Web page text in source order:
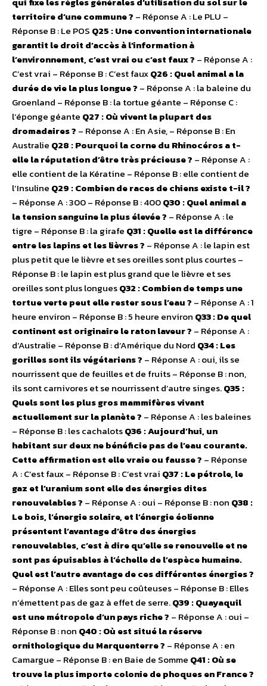
territoire d’une commune ? – Réponse A : Le PLU –
Réponse B : Le POS Q25 : Une convention internationale
garantit le droit d’accès à l’information à
l’environnement, c’est vrai ou c’est faux ? – Réponse A :
C’est vrai – Réponse B : C’est fauxQ26 : Quel animal a la
durée de vie la plus longue ? – Réponse A : la baleine du
Groenland – Réponse B : la tortue géante – Réponse C :
l’éponge géante Q27 : Où vivent la plupart des
dromadaires ? – Réponse A : En Asie, – Réponse B : En
Australie Q28 : Pourquoi la corne du Rhinocéros a t-
elle la réputation d’être très précieuse ? – Réponse A :
elle contient de la Kératine – Réponse B : elle contient de
l’Insuline Q29 : Combien de races de chiens existe t-il ?
– Réponse A : 300 – Réponse B : 400Q30 : Quel animal a
la tension sanguine la plus élevée ? – Réponse A : le
tigre – Réponse B : la girafe Q31 : Quelle est la différence
entre les lapins et les lièvres ? – Réponse A : le lapin est
plus petit que le lièvre et ses oreilles sont plus courtes –
Réponse B : le lapin est plus grand que le lièvre et ses
oreilles sont plus longuesQ32 : Combien de temps une
tortue verte peut elle rester sous l’eau ? – Réponse A : 1
heure environ – Réponse B : 5 heure environ Q33 : De quel
continent est originaire le raton laveur ? – Réponse A :
d’Australie – Réponse B : d’Amérique du Nord Q34 : Les
gorilles sont ils végétariens ? – Réponse A : oui, ils se
nourrissent que de feuilles et de fruits – Réponse B : non,
ils sont carnivores et se nourrissent d’autre singes.Q35 :
Quels sont les plus gros mammifères vivant
actuellement sur la planète ? – Réponse A : les baleines
– Réponse B : les cachalotsQ36 : Aujourd’hui, un
habitant sur deux ne bénéficie pas de l’eau courante.
Cette affirmation est elle vraie ou fausse ? – Réponse
A : C’est faux – Réponse B : C’est vrai Q37 : Le pétrole, le
gaz et l’uranium sont elle des énergies dites
renouvelables ? – Réponse A : oui – Réponse B : non Q38 :
Le bois, l’énergie solaire, et l’énergie éolienne
présentent l’avantage d’être des énergies
renouvelables, c’est à dire qu’elle se renouvelle et ne
sont pas épuisables à l’échelle de l’espèce humaine.
Quel est l’autre avantage de ces différentes énergies ?
– Réponse A : Elles sont peu coûteuses – Réponse B : Elles
n’émettent pas de gaz à effet de serre.Q39 : Quayaquil
est une métropole d’un pays riche ? – Réponse A : oui –
Réponse B : non Q40 : Où est situé la réserve
ornithologique du Marquenterre ? – Réponse A : en
Camargue – Réponse B : en Baie de Somme Q41 : Où se
trouve la plus importe colonie de phoques en France ?